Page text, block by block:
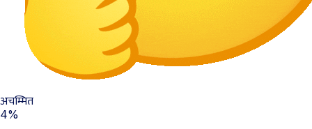
अचम्मित
4%